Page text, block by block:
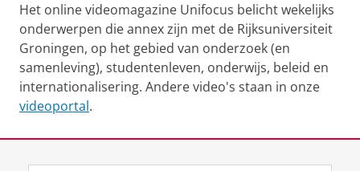
Het online videomagazine Unifocus belicht wekelijks
onderwerpen die annex zijn met de Rijksuniversiteit
Groningen, op het gebied van onderzoek (en
samenleving), studentenleven, onderwijs, beleid en
internationalisering. Andere video's staan in onze
videoportal.